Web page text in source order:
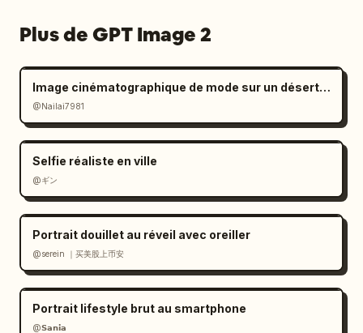
Plus de GPT Image 2
Image cinématographique de mode sur un désert de sel à l'ambiance mélancolique
@Nailai7981
Selfie réaliste en ville
@ギン
Portrait douillet au réveil avec oreiller
@serein ｜买美股上币安
Portrait lifestyle brut au smartphone
@𝗦𝗮𝗻𝗶𝗮